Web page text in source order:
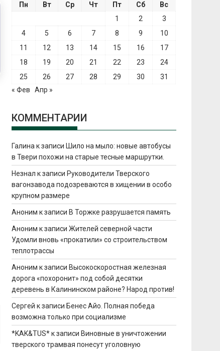
Пн Вт Ср Чт Пт Сб
Вс
1
2
3
4
5 6 7 8 9
10
11
12 13 14 15 16
17
18
19 20 21 22 23
24
25
26 27 28 29 30
31
« Фев
Апр »
КОММЕНТАРИИ
Галина к записи Шило на мыло: новые автобусы
в Твери похожи на старые тесные маршрутки.
Незнал к записи Руководители Тверского
вагонзавода подозреваются в хищении в особо
крупном размере
Аноним к записи В Торжке разрушается память
Аноним к записиЖителей северной части
Удомли вновь «прокатили» со строительством
теплотрассы
Аноним к записи Высокоскоростная железная
дорога «похоронит» под собой десятки
деревень в Калининском районе? Народ против!
Сергей к записи Бенес Айо. Полная победа
возможна только при социализме
*KAK&TUS*к записи Виновные в уничтожении
тверского трамвая понесут уголовную